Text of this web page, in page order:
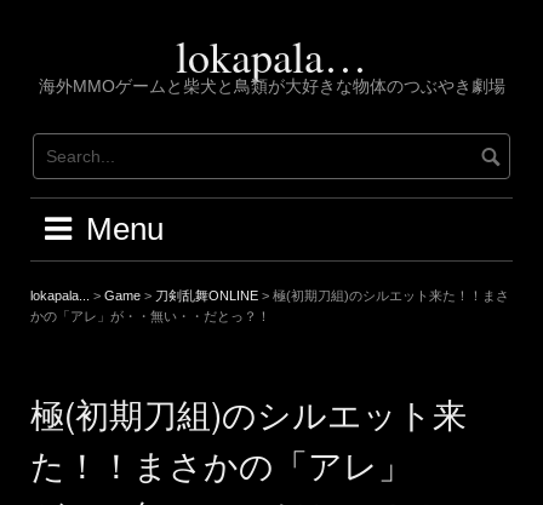
lokapala…
海外MMOゲームと柴犬と鳥類が大好きな物体のつぶやき劇場
Menu
lokapala... > Game > 刀剣乱舞ONLINE > 極(初期刀組)のシルエット来た！！まさ
かの「アレ」が・・無い・・だとっ？！
極(初期刀組)のシルエット来
た！！まさかの「アレ」